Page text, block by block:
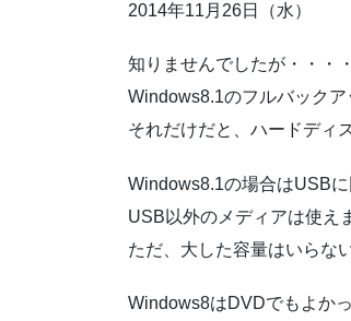
2014年11月26日（水）
知りませんでしたが・・・
Windows8.1のフルバック
それだけだと、ハードディ
Windows8.1の場合はUSB
USB以外のメディアは使え
ただ、大した容量はいらな
Windows8はDVDでもよか